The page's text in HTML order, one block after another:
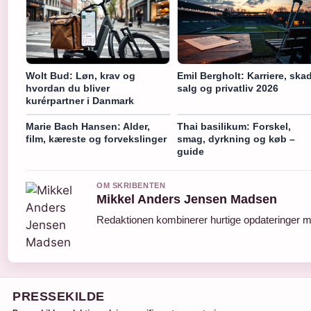
Wolt Bud: Løn, krav og
hvordan du bliver
kurérpartner i Danmark
Emil Bergholt: Karriere,
salg og privatliv 2026
Marie Bach Hansen: Alder,
film, kæreste og forvekslinger
Thai basilikum: Forskel,
smag, dyrkning og køb –
guide
OM SKRIBENTEN
Mikkel Anders Jensen Madsen
Redaktionen kombinerer hurtige opdateringer
PRESSEKILDE